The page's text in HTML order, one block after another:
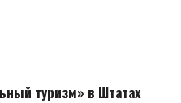
туризм» в Штатах